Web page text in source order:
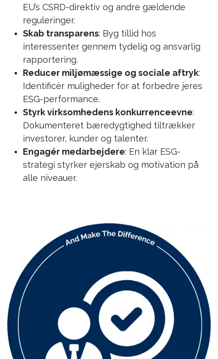
EU’s CSRD-direktiv og andre gældende
reguleringer.
Skab transparens: Byg tillid hos
interessenter gennem tydelig og ansvarlig
rapportering.
Reducer miljømæssige og sociale aftryk:
Identificér muligheder for at forbedre jeres
ESG-performance.
Styrk virksomhedens konkurrenceevne:
Dokumenteret bæredygtighed tiltrækker
investorer, kunder og talenter.
Engagér medarbejdere: En klar ESG-
strategi styrker ejerskab og motivation på
alle niveauer.